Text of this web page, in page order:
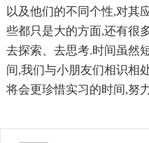
以及他们的不同个性,对其
些都只是大的方面,还有很
去探索、去思考.时间虽然
间,我们与小朋友们相识相
将会更珍惜实习的时间,努